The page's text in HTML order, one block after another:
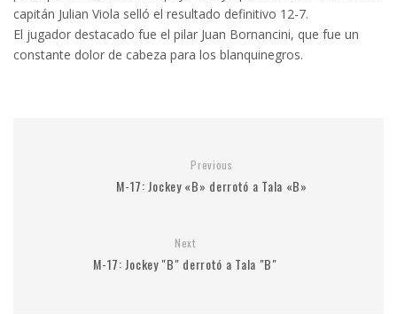
capitán Julian Viola selló el resultado definitivo 12-7.
El jugador destacado fue el pilar Juan Bornancini, que fue un
constante dolor de cabeza para los blanquinegros.
Previous
M-17: Jockey «B» derrotó a Tala «B»
Next
M-17: Jockey "B" derrotó a Tala "B"